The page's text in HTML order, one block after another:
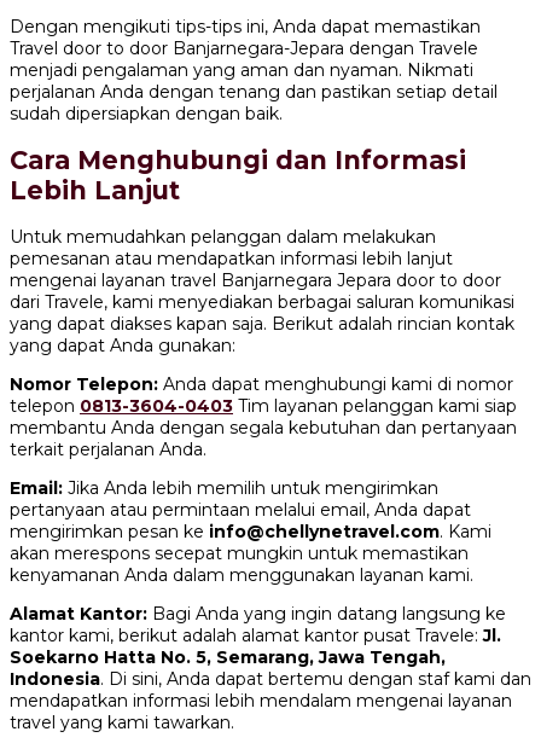
Dengan mengikuti tips-tips ini, Anda dapat memastikan
Travel door to door Banjarnegara-Jepara dengan Travele
menjadi pengalaman yang aman dan nyaman. Nikmati
perjalanan Anda dengan tenang dan pastikan setiap detail
sudah dipersiapkan dengan baik.
Cara Menghubungi dan Informasi
Lebih Lanjut
Untuk memudahkan pelanggan dalam melakukan
pemesanan atau mendapatkan informasi lebih lanjut
mengenai layanan travel Banjarnegara Jepara door to door
dari Travele, kami menyediakan berbagai saluran komunikasi
yang dapat diakses kapan saja. Berikut adalah rincian kontak
yang dapat Anda gunakan:
Nomor Telepon: Anda dapat menghubungi kami di nomor
telepon 0813-3604-0403 Tim layanan pelanggan kami siap
membantu Anda dengan segala kebutuhan dan pertanyaan
terkait perjalanan Anda.
Email: Jika Anda lebih memilih untuk mengirimkan
pertanyaan atau permintaan melalui email, Anda dapat
mengirimkan pesan ke info@chellynetravel.com. Kami
akan merespons secepat mungkin untuk memastikan
kenyamanan Anda dalam menggunakan layanan kami.
Alamat Kantor: Bagi Anda yang ingin datang langsung ke
kantor kami, berikut adalah alamat kantor pusat Travele:Jl.
Soekarno Hatta No. 5, Semarang, Jawa Tengah,
Indonesia. Di sini, Anda dapat bertemu dengan staf kami dan
mendapatkan informasi lebih mendalam mengenai layanan
travel yang kami tawarkan.